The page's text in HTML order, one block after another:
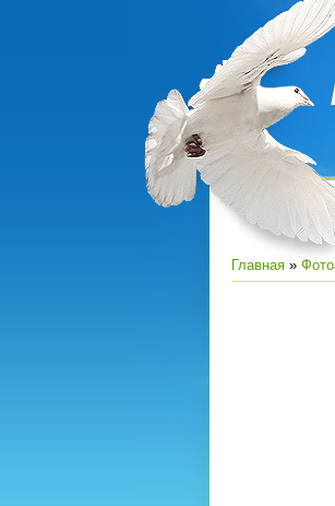
Главная »